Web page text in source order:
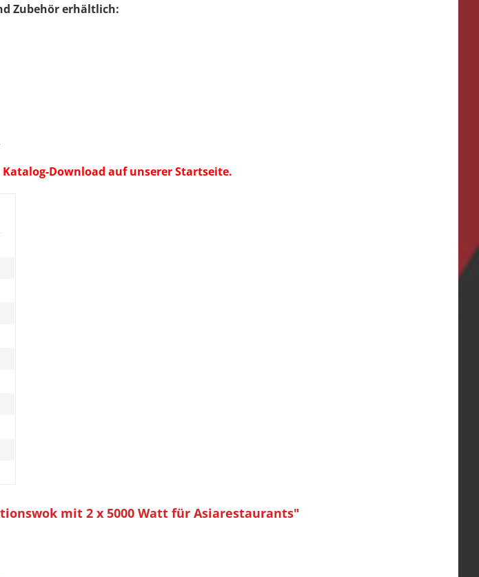
Zubehör erhältlich:
Katalog-Download auf unserer Startseite.
mit 2 x 5000 Watt für Asiarestaurants"